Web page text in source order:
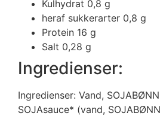
Kulhydrat 0,8 g
heraf sukkerarter 0,8 g
Protein 16 g
Salt 0,28 g
Ingredienser:
Ingredienser: Vand,
SOJAsauce* (vand,